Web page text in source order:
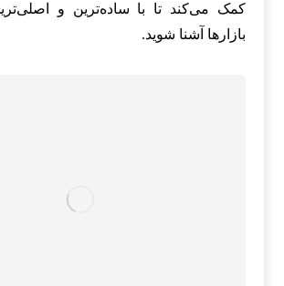
کمک می‌کند تا با ساده‌ترین و
بازارها آشنا شوید.